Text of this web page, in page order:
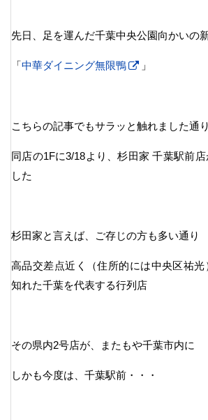
先日、足を運んだ千葉中央公園向かいの
「中華ダイニング無限鴨 」
こちらの記事でもサラッと触れました通り
同店の1Fに3/18より、杉田家 千葉駅前
した
杉田家と言えば、ご存じの方も多い通り
高品交差点近く（住所的には中央区祐光
知れた千葉を代表する行列店
その県内2号店が、またもや千葉市内に
しかも今度は、千葉駅前・・・